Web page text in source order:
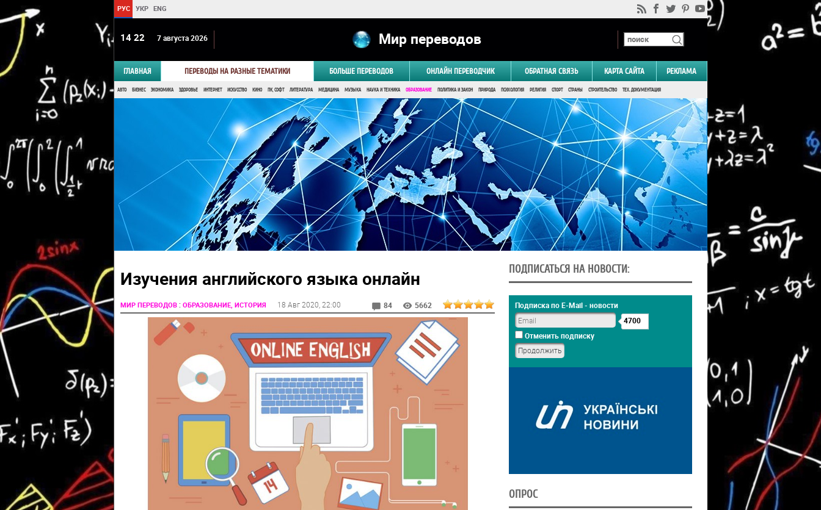
РУС УКР ENG
14 22 7 августа 2026 Мир переводов
ГЛАВНАЯ ПЕРЕВОДЫ НА РАЗНЫЕ ТЕМАТИКИ БОЛЬШЕ ПЕРЕВОДОВ ОНЛАЙН ПЕРЕВОДЧИК ОБРАТНАЯ СВЯЗЬ КАРТА САЙТА РЕКЛАМА
АВТО БИЗНЕС ЭКОНОМИКА ЗДОРОВЬЕ ИНТЕРНЕТ ИСКУССТВО КИНО ПК, СОФТ ЛИТЕРАТУРА МЕДИЦИНА МУЗЫКА НАУКА И ТЕХНИКА ОБРАЗОВАНИЕ ПОЛИТИКА И ЗАКОН ПРИРОДА ПСИХОЛОГИЯ РЕЛИГИЯ СПОРТ СТРАНЫ СТРОИТЕЛЬСТВО ТЕХ. ДОКУМЕНТАЦИЯ
Изучения английского языка онлайн
МИР ПЕРЕВОДОВ: ОБРАЗОВАНИЕ, ИСТОРИЯ 18 Авг 2020 , 22:00 84 5662
ПОДПИСАТЬСЯ НА НОВОСТИ:
Подписка по E-Mail - новости
4700
Отменить подписку
ОПРОС